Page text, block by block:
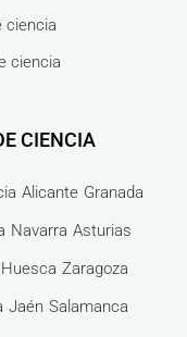
ciencia
ciencia
CIENCIA
Alicante Granada
Navarra Asturias
Huesca Zaragoza
Jaén Salamanca